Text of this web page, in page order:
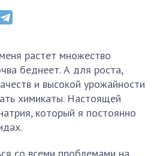
растет множество
беднеет. А для роста,
и высокой урожайности
химикаты. Настоящей
который я постоянно